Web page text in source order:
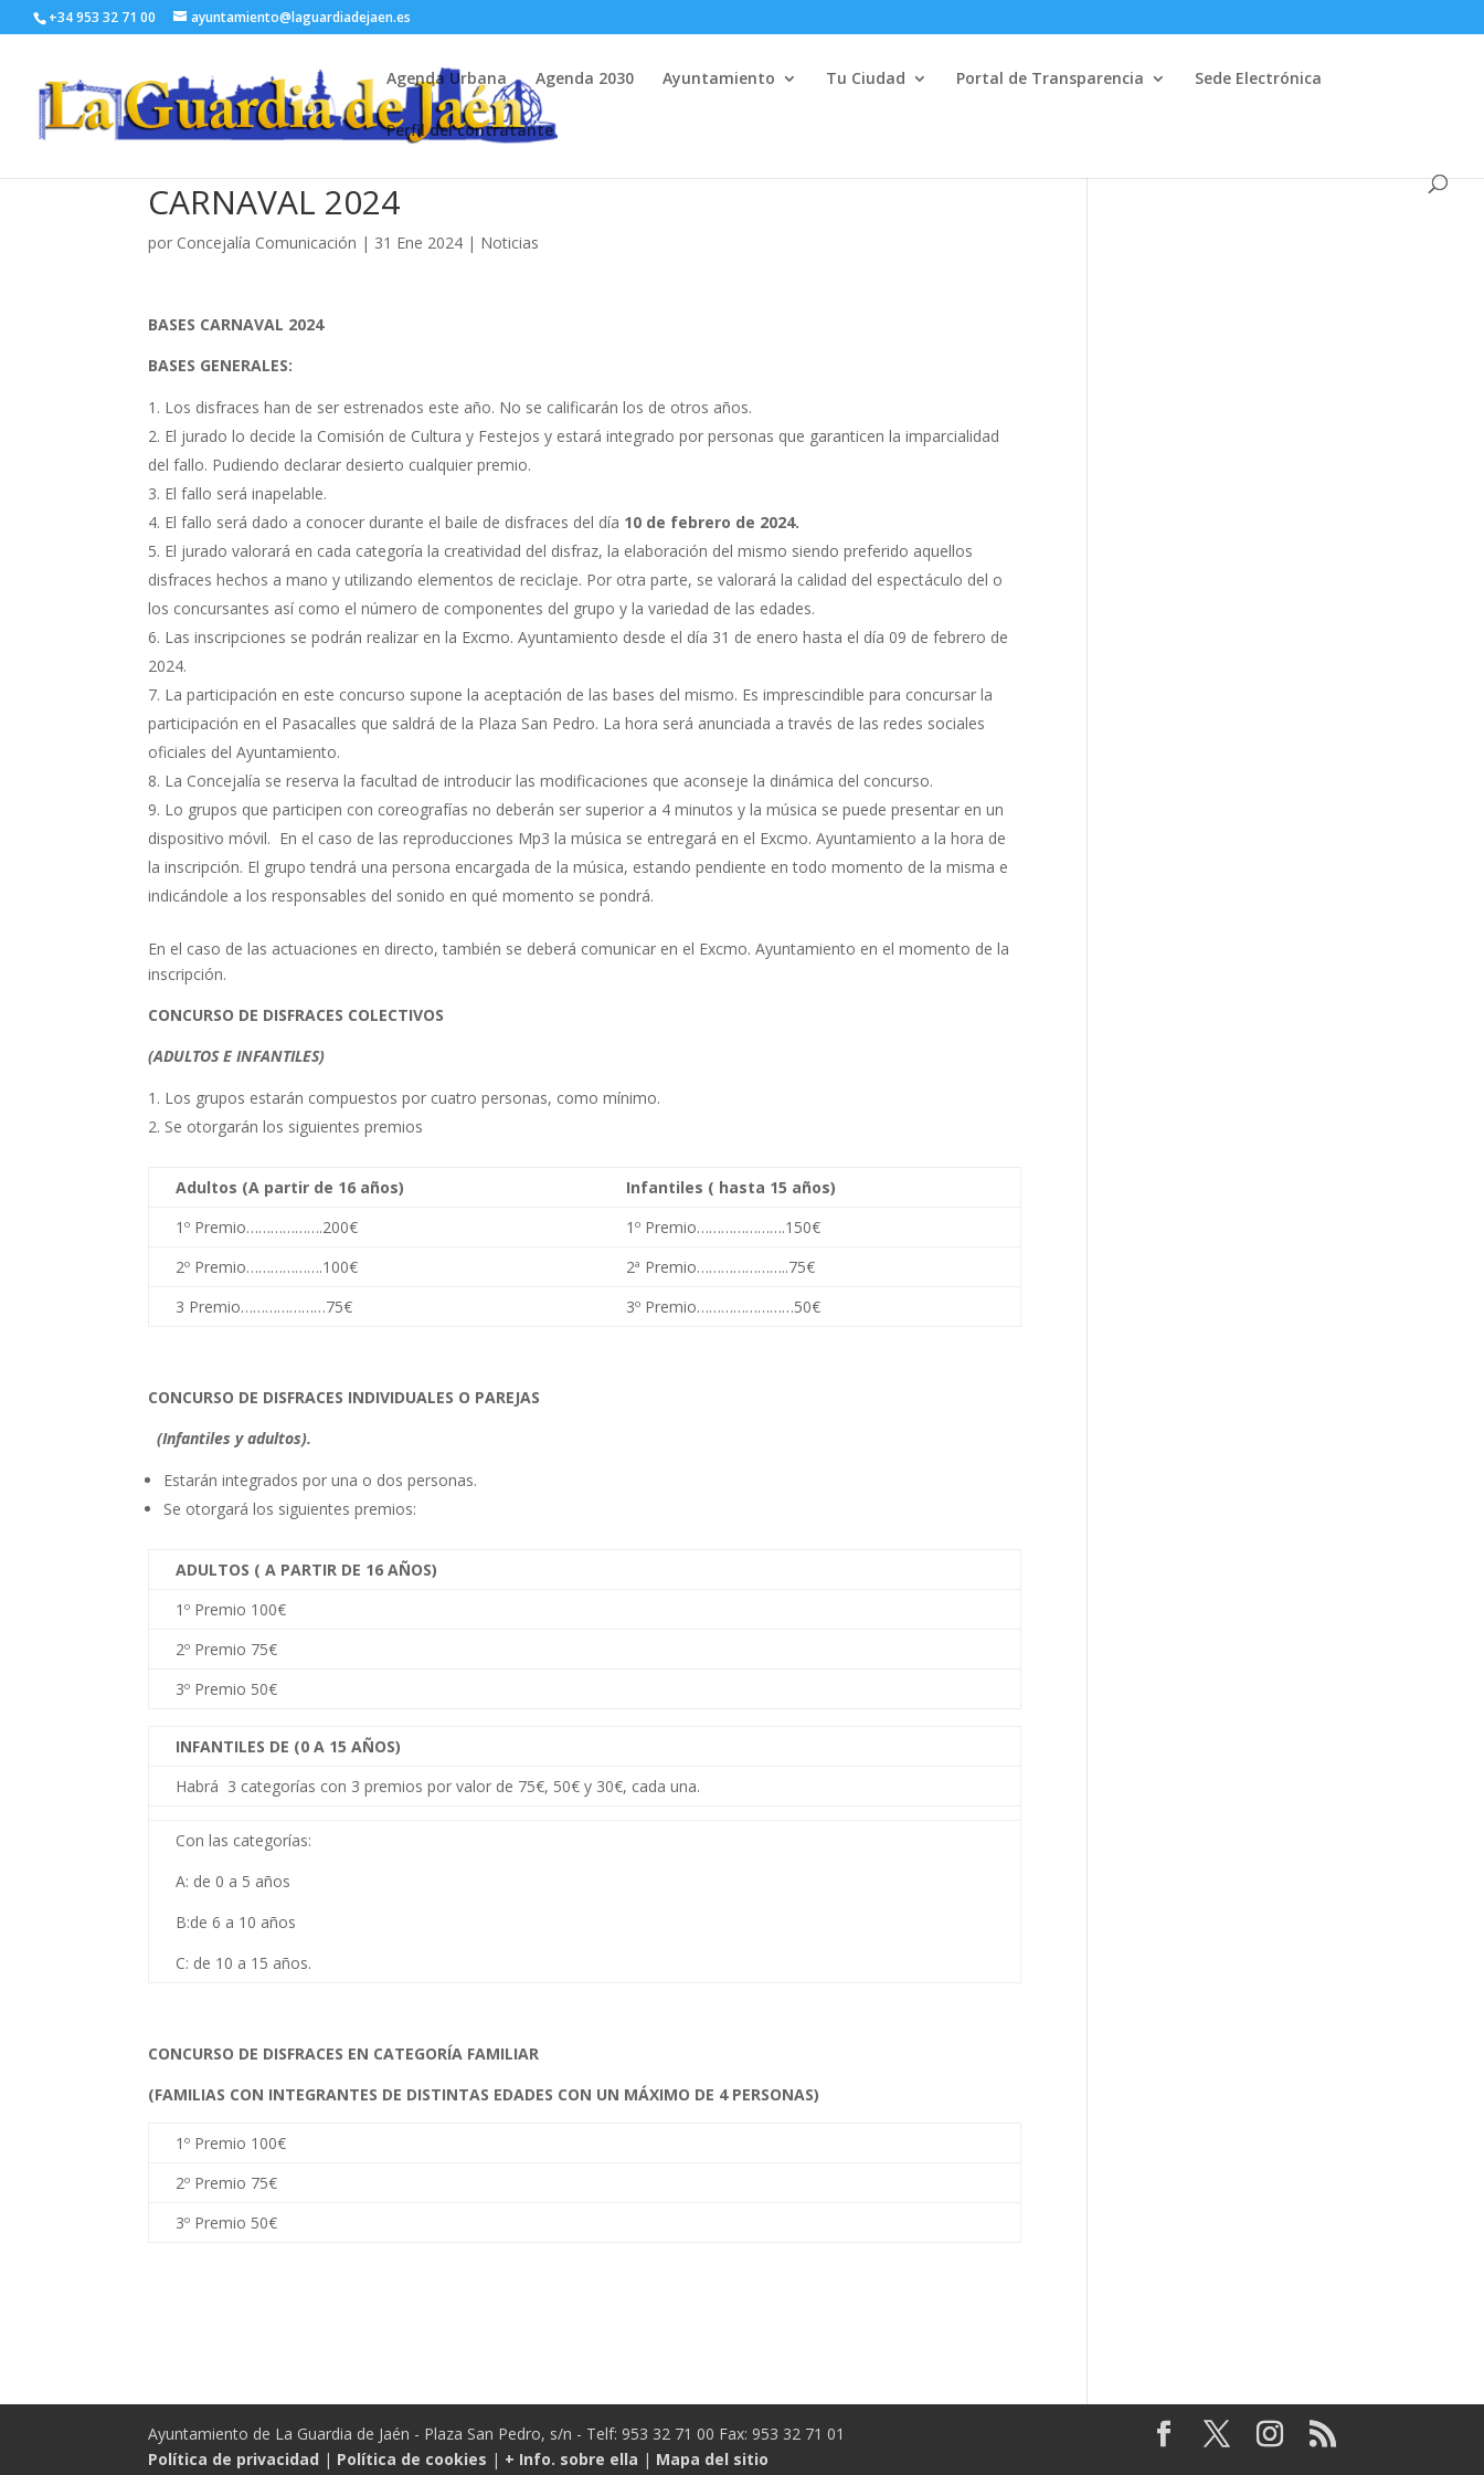
+34 953 32 71 00 ayuntamiento@laguardiadejaen.es
Agenda Urbana Agenda 2030 Ayuntamiento Tu Ciudad Portal de Transparencia Sede Electrónica
Perfil del contratante
CARNAVAL 2024
por Concejalía Comunicación | 31 Ene 2024 | Noticias
BASES CARNAVAL 2024
BASES GENERALES:
Los disfraces han de ser estrenados este año. No se calificarán los de otros años.
El jurado lo decide la Comisión de Cultura y Festejos y estará integrado por personas que garanticen la imparcialidad
del fallo. Pudiendo declarar desierto cualquier premio.
El fallo será inapelable.
El fallo será dado a conocer durante el baile de disfraces del día 10 de febrero de 2024.
El jurado valorará en cada categoría la creatividad del disfraz, la elaboración del mismo siendo preferido aquellos
disfraces hechos a mano y utilizando elementos de reciclaje. Por otra parte, se valorará la calidad del espectáculo del o
los concursantes así como el número de componentes del grupo y la variedad de las edades.
Las inscripciones se podrán realizar en la Excmo. Ayuntamiento desde el día 31 de enero hasta el día 09 de febrero de
2024.
La participación en este concurso supone la aceptación de las bases del mismo. Es imprescindible para concursar la
participación en el Pasacalles que saldrá de la Plaza San Pedro. La hora será anunciada a través de las redes sociales
oficiales del Ayuntamiento.
La Concejalía se reserva la facultad de introducir las modificaciones que aconseje la dinámica del concurso.
Lo grupos que participen con coreografías no deberán ser superior a 4 minutos y la música se puede presentar en un
dispositivo móvil. En el caso de las reproducciones Mp3 la música se entregará en el Excmo. Ayuntamiento a la hora de
la inscripción. El grupo tendrá una persona encargada de la música, estando pendiente en todo momento de la misma e
indicándole a los responsables del sonido en qué momento se pondrá.
En el caso de las actuaciones en directo, también se deberá comunicar en el Excmo. Ayuntamiento en el momento de la
inscripción.
CONCURSO DE DISFRACES COLECTIVOS
(ADULTOS E INFANTILES)
Los grupos estarán compuestos por cuatro personas, como mínimo.
Se otorgarán los siguientes premios
Adultos (A partir de 16 años)
Infantiles ( hasta 15 años)
1º Premio……………….200€
1º Premio………………….150€
2º Premio……………….100€
2ª Premio…………………..75€
3 Premio…………………75€
3º Premio……………………50€
CONCURSO DE DISFRACES INDIVIDUALES O PAREJAS
(Infantiles y adultos).
Estarán integrados por una o dos personas.
Se otorgará los siguientes premios:
ADULTOS ( A PARTIR DE 16 AÑOS)
1º Premio 100€
2º Premio 75€
3º Premio 50€
INFANTILES DE (0 A 15 AÑOS)
Habrá 3 categorías con 3 premios por valor de 75€, 50€ y 30€, cada una.
Con las categorías:
A: de 0 a 5 años
B:de 6 a 10 años
C: de 10 a 15 años.
CONCURSO DE DISFRACES EN CATEGORÍA FAMILIAR
(FAMILIAS CON INTEGRANTES DE DISTINTAS EDADES CON UN MÁXIMO DE 4 PERSONAS)
1º Premio 100€
2º Premio 75€
3º Premio 50€
Ayuntamiento de La Guardia de Jaén - Plaza San Pedro, s/n - Telf: 953 32 71 00 Fax: 953 32 71 01
Política de privacidad | Política de cookies | + Info. sobre ella | Mapa del sitio